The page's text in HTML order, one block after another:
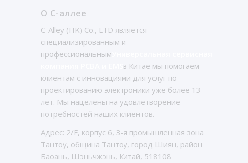
О С-аллее
C-Alley (HK) Co., LTD является
специализированным и
профессиональным
в Китае мы помогаем
клиентам с инновациями для услуг по
проектированию электроники уже более 13
лет. Мы нацелены на удовлетворение
потребностей наших клиентов.
Адрес: 2/F, корпус 6, 3-я промышленная зона
Тантоу, община Тантоу, город Шиян, район
Баоань, Шэньчжэнь, Китай, 518108